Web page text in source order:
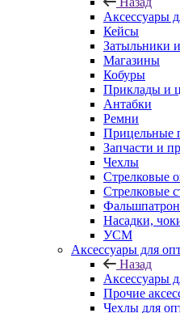
Аксессуары
Кейсы
Затыльники
Магазины
Кобуры
Приклады и
Антабки
Ремни
Прицельные
Запчасти и
Чехлы
Стрелковые
Стрелковые
Насадки,
УСМ
Аксессуары для
Назад
Аксессуары
Прочие
Чехлы для